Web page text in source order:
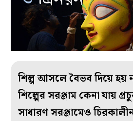
শিল্প আসলে বৈভব দিয়ে হয়
শিল্পের সরঞ্জাম কেনা যায়
সাধারণ সরঞ্জামেও